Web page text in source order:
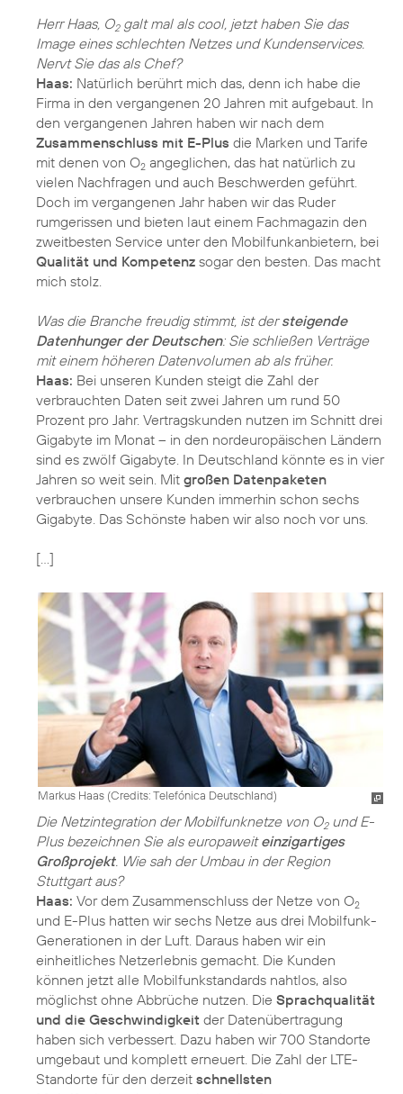
Herr Haas, O2galt mal als cool, jetzt haben Sie das
Image eines schlechten Netzes und Kundenservices.
Nervt Sie das als Chef?
Haas: Natürlich berührt mich das, denn ich habe die
Firma in den vergangenen 20 Jahren mit aufgebaut. In
den vergangenen Jahren haben wir nach dem
Zusammenschluss mit E-Plus die Marken und Tarife
mit denen von O2 angeglichen, das hat natürlich zu
vielen Nachfragen und auch Beschwerden geführt.
Doch im vergangenen Jahr haben wir das Ruder
rumgerissen und bieten laut einem Fachmagazin den
zweitbesten Service unter den Mobilfunkanbietern, bei
Qualität und Kompetenz sogar den besten. Das macht
mich stolz.
Was die Branche freudig stimmt, ist dersteigende
Datenhunger der Deutschen: Sie schließen Verträge
mit einem höheren Datenvolumen ab als früher.
Haas: Bei unseren Kunden steigt die Zahl der
verbrauchten Daten seit zwei Jahren um rund 50
Prozent pro Jahr. Vertragskunden nutzen im Schnitt drei
Gigabyte im Monat – in den nordeuropäischen Ländern
sind es zwölf Gigabyte. In Deutschland könnte es in vier
Jahren so weit sein. Mit großen Datenpaketen
verbrauchen unsere Kunden immerhin schon sechs
Gigabyte. Das Schönste haben wir also noch vor uns.
[…]
Markus Haas (Credits: Telefónica Deutschland)
Die Netzintegration der Mobilfunknetze von O2und E-
Plus bezeichnen Sie als europaweiteinzigartiges
Großprojekt. Wie sah der Umbau in der Region
Stuttgart aus?
Haas: Vor dem Zusammenschluss der Netze von O2
und E-Plus hatten wir sechs Netze aus drei Mobilfunk-
Generationen in der Luft. Daraus haben wir ein
einheitliches Netzerlebnis gemacht. Die Kunden
können jetzt alle Mobilfunkstandards nahtlos, also
möglichst ohne Abbrüche nutzen. Die Sprachqualität
und die Geschwindigkeit der Datenübertragung
haben sich verbessert. Dazu haben wir 700 Standorte
umgebaut und komplett erneuert. Die Zahl der LTE-
Standorte für den derzeit schnellsten